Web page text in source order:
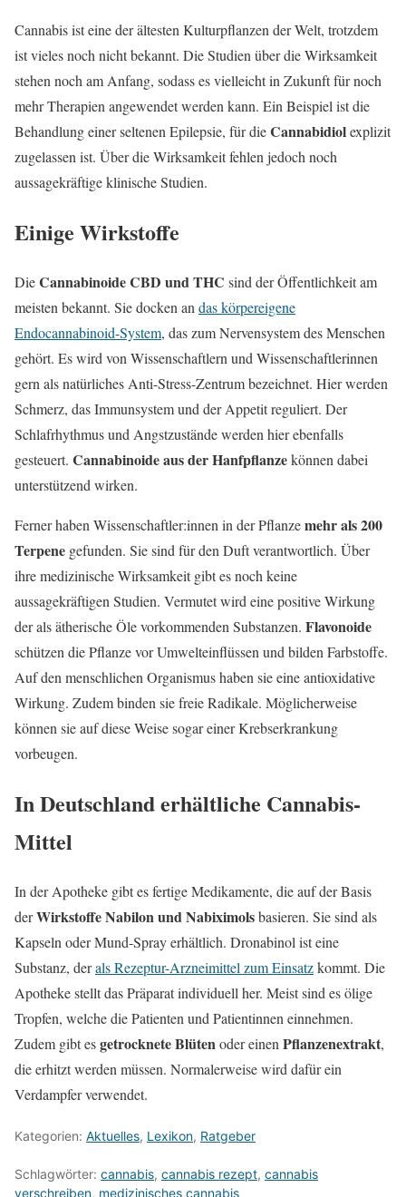
Cannabis ist eine der ältesten Kulturpflanzen der Welt, trotzdem
ist vieles noch nicht bekannt. Die Studien über die Wirksamkeit
stehen noch am Anfang, sodass es vielleicht in Zukunft für noch
mehr Therapien angewendet werden kann. Ein Beispiel ist die
Behandlung einer seltenen Epilepsie, für dieCannabidiolexplizit
zugelassen ist. Über die Wirksamkeit fehlen jedoch noch
aussagekräftige klinische Studien.
Einige Wirkstoffe
DieCannabinoide CBD und THC sind der Öffentlichkeit am
meisten bekannt. Sie docken an das körpereigene
Endocannabinoid-System, das zum Nervensystem des Menschen
gehört. Es wird von Wissenschaftlern und Wissenschaftlerinnen
gern als natürliches Anti-Stress-Zentrum bezeichnet. Hier werden
Schmerz, das Immunsystem und der Appetit reguliert. Der
Schlafrhythmus und Angstzustände werden hier ebenfalls
gesteuert. Cannabinoide aus der Hanfpflanzekönnen dabei
unterstützend wirken.
Ferner haben Wissenschaftler:innen in der Pflanzemehr als 200
Terpene gefunden. Sie sind für den Duft verantwortlich. Über
ihre medizinische Wirksamkeit gibt es noch keine
aussagekräftigen Studien. Vermutet wird eine positive Wirkung
der als ätherische Öle vorkommenden Substanzen. Flavonoide
schützen die Pflanze vor Umwelteinflüssen und bilden Farbstoffe.
Auf den menschlichen Organismus haben sie eine antioxidative
Wirkung. Zudem binden sie freie Radikale. Möglicherweise
können sie auf diese Weise sogar einer Krebserkrankung
vorbeugen.
In Deutschland erhältliche Cannabis-
Mittel
In der Apotheke gibt es fertige Medikamente, die auf der Basis
derWirkstoffe Nabilon und Nabiximolsbasieren. Sie sind als
Kapseln oder Mund-Spray erhältlich. Dronabinol ist eine
Substanz, derals Rezeptur-Arzneimittel zum Einsatzkommt. Die
Apotheke stellt das Präparat individuell her. Meist sind es ölige
Tropfen, welche die Patienten und Patientinnen einnehmen.
Zudem gibt esgetrocknete Blütenoder einen Pflanzenextrakt,
die erhitzt werden müssen. Normalerweise wird dafür ein
Verdampfer verwendet.
Kategorien: Aktuelles, Lexikon, Ratgeber
Schlagwörter: cannabis, cannabis rezept, cannabis
verschreiben, medizinisches cannabis